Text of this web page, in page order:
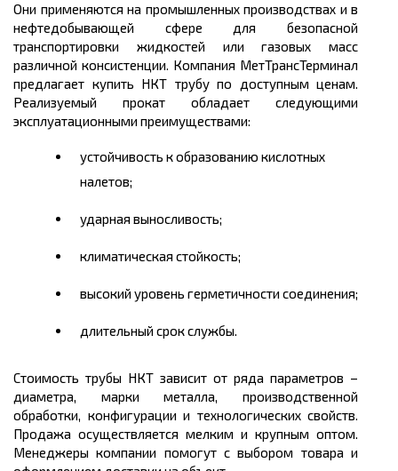
Они применяются на промышленных производствах и в
нефтедобывающей сфере для безопасной
транспортировки жидкостей или газовых масс
различной консистенции. Компания МетТрансТерминал
предлагает купить НКТ трубу по доступным ценам.
Реализуемый прокат обладает следующими
эксплуатационными преимуществами:
устойчивость к образованию кислотных
налетов;
ударная выносливость;
климатическая стойкость;
высокий уровень герметичности соединения;
длительный срок службы.
Стоимость трубы НКТ зависит от ряда параметров –
диаметра, марки металла, производственной
обработки, конфигурации и технологических свойств.
Продажа осуществляется мелким и крупным оптом.
Менеджеры компании помогут с выбором товара и